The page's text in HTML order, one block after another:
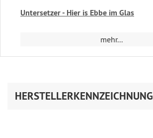
Untersetzer - Hier is Ebbe im Glas
mehr...
HERSTELLERKENNZEICHNUNG